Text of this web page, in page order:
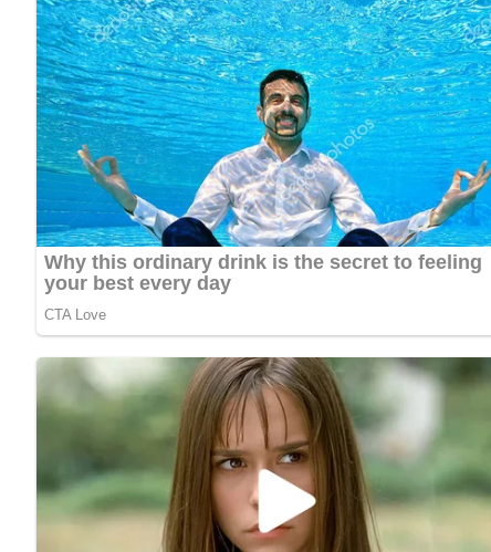
Küchenutensilien:
Rumtopf
Tuch zum Abseihen
Saubere Flaschen zum Abfüllen
Tipps zum Rezept: